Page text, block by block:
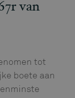
van
tot
boete aan